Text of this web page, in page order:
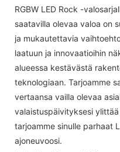
RGBW LED Rock -
saatavilla olevaa valoa on
ja mukautettavia
laatuun ja innovaatioihin
alueessa kestävästä
teknologiaan. Tarjoamme
vertaansa vailla olevaa
valaistuspäivityksesi
tarjoamme sinulle parhaat
ajoneuvoosi.